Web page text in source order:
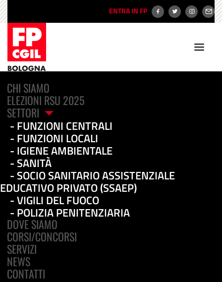
ENTRA IN FP
CHI SIAMO
ELEZIONI RSU 2025
SETTORI
FUNZIONI CENTRALI
FUNZIONI LOCALI
IGIENE AMBIENTALE
SANITÀ
SOCIO SANITARIO ASSISTENZIALE
EDUCATIVO PRIVATO (SSAEP)
VIGILI DEL FUOCO
POLIZIA PENITENZIARIA
DOVE SIAMO
CORSI/CONCORSI
SERVIZI
NEWS
CONTATTI
Sanità